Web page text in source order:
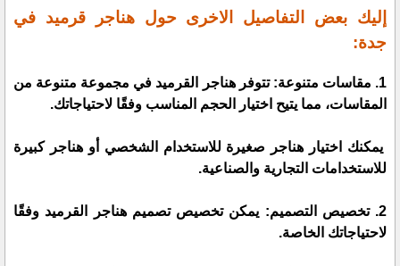
إليك بعض التفاصيل الاخرى حول هناجر قرميد في
جدة:
1. مقاسات متنوعة: تتوفر هناجر القرميد في مجموعة متنوعة من
المقاسات، مما يتيح اختيار الحجم المناسب وفقًا لاحتياجاتك.
يمكنك اختيار هناجر صغيرة للاستخدام الشخصي أو هناجر كبيرة
للاستخدامات التجارية والصناعية.
2. تخصيص التصميم: يمكن تخصيص تصميم هناجر القرميد وفقًا
لاحتياجاتك الخاصة.